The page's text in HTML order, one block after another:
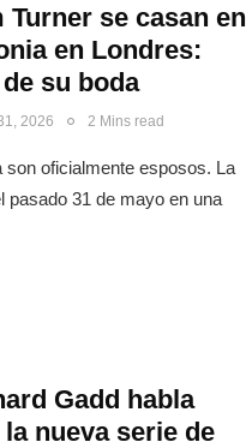
se casan en
en Londres:
su boda
2026 2 Mins read
son oficialmente esposos. La
pasado 31 de mayo en una
Gadd habla
nueva serie de